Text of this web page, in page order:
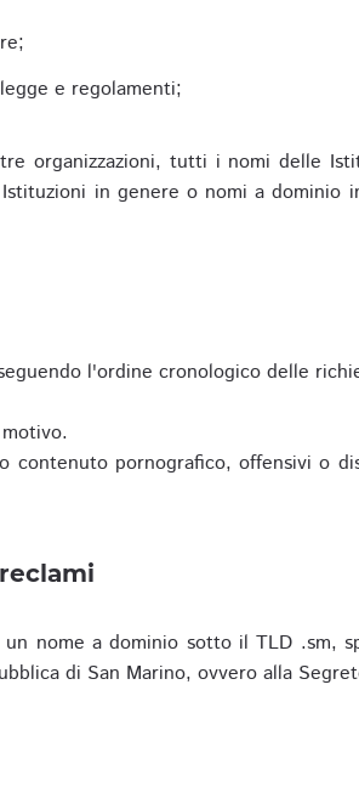
e regolamenti;
organizzazioni, tutti i nomi delle
in genere o nomi a dominio
l'ordine cronologico delle
pornografico, offensivi o
nome a dominio sotto il TLD .sm,
di San Marino, ovvero alla